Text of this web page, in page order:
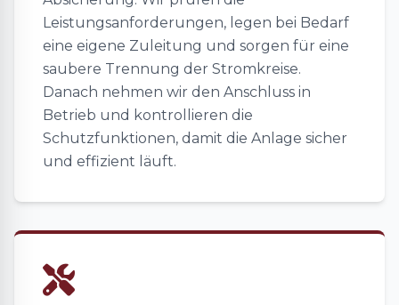
Leistungsanforderungen, legen bei Bedarf
eine eigene Zuleitung und sorgen für eine
saubere Trennung der Stromkreise.
Danach nehmen wir den Anschluss in
Betrieb und kontrollieren die
Schutzfunktionen, damit die Anlage sicher
und effizient läuft.